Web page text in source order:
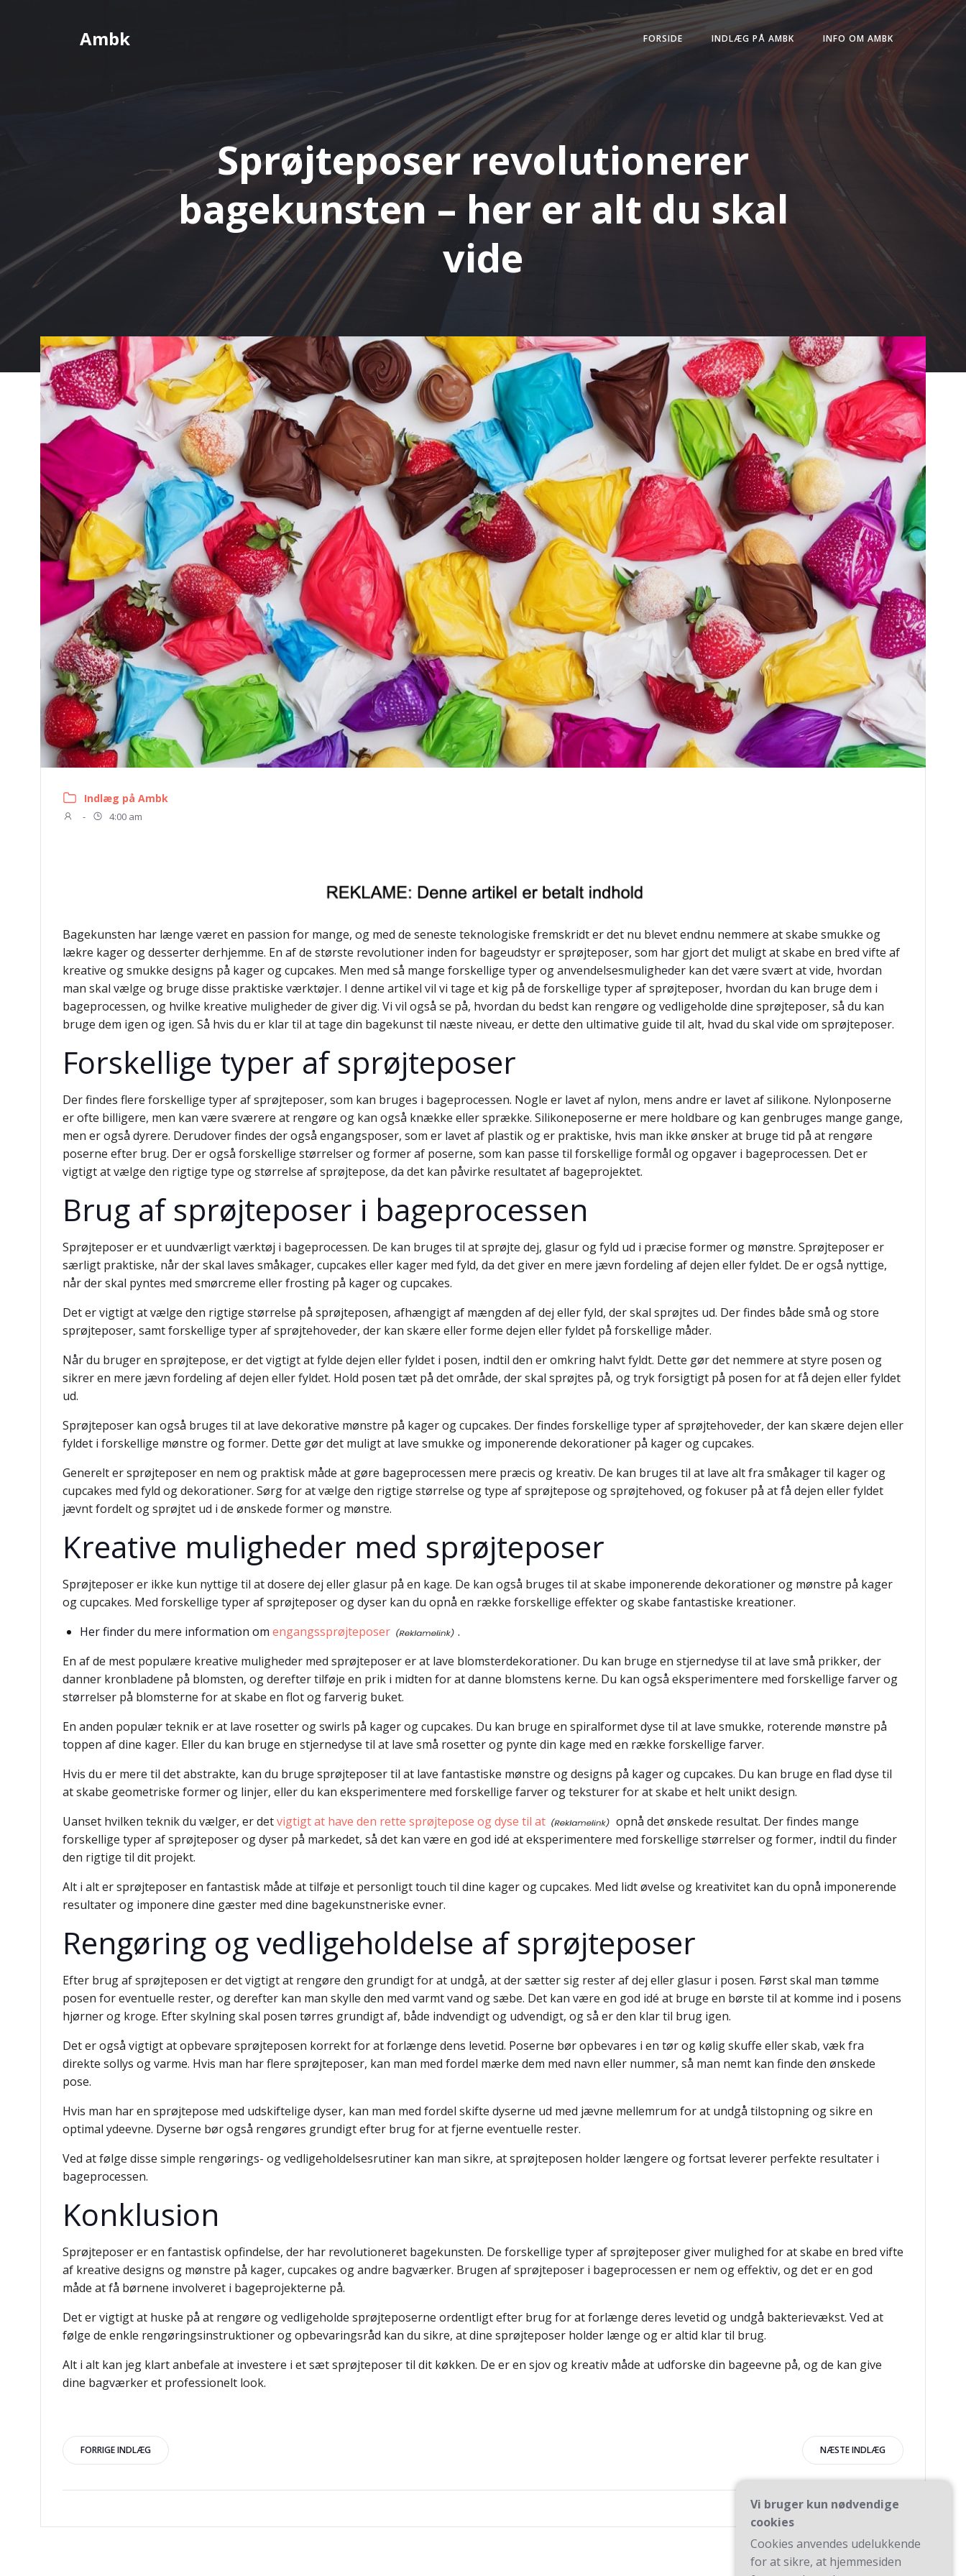
Ambk FORSIDE INDLÆG PÅ AMBK INFO OM AMBK
Sprøjteposer revolutionerer
bagekunsten – her er alt du skal
vide
Indlæg på Ambk
- 4:00 am
Bagekunsten har længe været en passion for mange, og med de seneste teknologiske fremskridt er det nu blevet endnu nemmere at skabe smukke og
lækre kager og desserter derhjemme. En af de største revolutioner inden for bageudstyr er sprøjteposer, som har gjort det muligt at skabe en bred vifte af
kreative og smukke designs på kager og cupcakes. Men med så mange forskellige typer og anvendelsesmuligheder kan det være svært at vide, hvordan
man skal vælge og bruge disse praktiske værktøjer. I denne artikel vil vi tage et kig på de forskellige typer af sprøjteposer, hvordan du kan bruge dem i
bageprocessen, og hvilke kreative muligheder de giver dig. Vi vil også se på, hvordan du bedst kan rengøre og vedligeholde dine sprøjteposer, så du kan
bruge dem igen og igen. Så hvis du er klar til at tage din bagekunst til næste niveau, er dette den ultimative guide til alt, hvad du skal vide om sprøjteposer.
Forskellige typer af sprøjteposer
Der findes flere forskellige typer af sprøjteposer, som kan bruges i bageprocessen. Nogle er lavet af nylon, mens andre er lavet af silikone. Nylonposerne
er ofte billigere, men kan være sværere at rengøre og kan også knække eller sprække. Silikoneposerne er mere holdbare og kan genbruges mange gange,
men er også dyrere. Derudover findes der også engangsposer, som er lavet af plastik og er praktiske, hvis man ikke ønsker at bruge tid på at rengøre
poserne efter brug. Der er også forskellige størrelser og former af poserne, som kan passe til forskellige formål og opgaver i bageprocessen. Det er
vigtigt at vælge den rigtige type og størrelse af sprøjtepose, da det kan påvirke resultatet af bageprojektet.
Brug af sprøjteposer i bageprocessen
Sprøjteposer er et uundværligt værktøj i bageprocessen. De kan bruges til at sprøjte dej, glasur og fyld ud i præcise former og mønstre. Sprøjteposer er
særligt praktiske, når der skal laves småkager, cupcakes eller kager med fyld, da det giver en mere jævn fordeling af dejen eller fyldet. De er også nyttige,
når der skal pyntes med smørcreme eller frosting på kager og cupcakes.
Det er vigtigt at vælge den rigtige størrelse på sprøjteposen, afhængigt af mængden af dej eller fyld, der skal sprøjtes ud. Der findes både små og store
sprøjteposer, samt forskellige typer af sprøjtehoveder, der kan skære eller forme dejen eller fyldet på forskellige måder.
Når du bruger en sprøjtepose, er det vigtigt at fylde dejen eller fyldet i posen, indtil den er omkring halvt fyldt. Dette gør det nemmere at styre posen og
sikrer en mere jævn fordeling af dejen eller fyldet. Hold posen tæt på det område, der skal sprøjtes på, og tryk forsigtigt på posen for at få dejen eller fyldet
ud.
Sprøjteposer kan også bruges til at lave dekorative mønstre på kager og cupcakes. Der findes forskellige typer af sprøjtehoveder, der kan skære dejen eller
fyldet i forskellige mønstre og former. Dette gør det muligt at lave smukke og imponerende dekorationer på kager og cupcakes.
Generelt er sprøjteposer en nem og praktisk måde at gøre bageprocessen mere præcis og kreativ. De kan bruges til at lave alt fra småkager til kager og
cupcakes med fyld og dekorationer. Sørg for at vælge den rigtige størrelse og type af sprøjtepose og sprøjtehoved, og fokuser på at få dejen eller fyldet
jævnt fordelt og sprøjtet ud i de ønskede former og mønstre.
Kreative muligheder med sprøjteposer
Sprøjteposer er ikke kun nyttige til at dosere dej eller glasur på en kage. De kan også bruges til at skabe imponerende dekorationer og mønstre på kager
og cupcakes. Med forskellige typer af sprøjteposer og dyser kan du opnå en række forskellige effekter og skabe fantastiske kreationer.
Her finder du mere information om engangssprøjteposer
.
En af de mest populære kreative muligheder med sprøjteposer er at lave blomsterdekorationer. Du kan bruge en stjernedyse til at lave små prikker, der
danner kronbladene på blomsten, og derefter tilføje en prik i midten for at danne blomstens kerne. Du kan også eksperimentere med forskellige farver og
størrelser på blomsterne for at skabe en flot og farverig buket.
En anden populær teknik er at lave rosetter og swirls på kager og cupcakes. Du kan bruge en spiralformet dyse til at lave smukke, roterende mønstre på
toppen af dine kager. Eller du kan bruge en stjernedyse til at lave små rosetter og pynte din kage med en række forskellige farver.
Hvis du er mere til det abstrakte, kan du bruge sprøjteposer til at lave fantastiske mønstre og designs på kager og cupcakes. Du kan bruge en flad dyse til
at skabe geometriske former og linjer, eller du kan eksperimentere med forskellige farver og teksturer for at skabe et helt unikt design.
Uanset hvilken teknik du vælger, er detvigtigt at have den rette sprøjtepose og dyse til at
opnå det ønskede resultat. Der findes mange
forskellige typer af sprøjteposer og dyser på markedet, så det kan være en god idé at eksperimentere med forskellige størrelser og former, indtil du finder
den rigtige til dit projekt.
Alt i alt er sprøjteposer en fantastisk måde at tilføje et personligt touch til dine kager og cupcakes. Med lidt øvelse og kreativitet kan du opnå imponerende
resultater og imponere dine gæster med dine bagekunstneriske evner.
Rengøring og vedligeholdelse af sprøjteposer
Efter brug af sprøjteposen er det vigtigt at rengøre den grundigt for at undgå, at der sætter sig rester af dej eller glasur i posen. Først skal man tømme
posen for eventuelle rester, og derefter kan man skylle den med varmt vand og sæbe. Det kan være en god idé at bruge en børste til at komme ind i posens
hjørner og kroge. Efter skylning skal posen tørres grundigt af, både indvendigt og udvendigt, og så er den klar til brug igen.
Det er også vigtigt at opbevare sprøjteposen korrekt for at forlænge dens levetid. Poserne bør opbevares i en tør og kølig skuffe eller skab, væk fra
direkte sollys og varme. Hvis man har flere sprøjteposer, kan man med fordel mærke dem med navn eller nummer, så man nemt kan finde den ønskede
pose.
Hvis man har en sprøjtepose med udskiftelige dyser, kan man med fordel skifte dyserne ud med jævne mellemrum for at undgå tilstopning og sikre en
optimal ydeevne. Dyserne bør også rengøres grundigt efter brug for at fjerne eventuelle rester.
Ved at følge disse simple rengørings- og vedligeholdelsesrutiner kan man sikre, at sprøjteposen holder længere og fortsat leverer perfekte resultater i
bageprocessen.
Konklusion
Sprøjteposer er en fantastisk opfindelse, der har revolutioneret bagekunsten. De forskellige typer af sprøjteposer giver mulighed for at skabe en bred vifte
af kreative designs og mønstre på kager, cupcakes og andre bagværker. Brugen af sprøjteposer i bageprocessen er nem og effektiv, og det er en god
måde at få børnene involveret i bageprojekterne på.
Det er vigtigt at huske på at rengøre og vedligeholde sprøjteposerne ordentligt efter brug for at forlænge deres levetid og undgå bakterievækst. Ved at
følge de enkle rengøringsinstruktioner og opbevaringsråd kan du sikre, at dine sprøjteposer holder længe og er altid klar til brug.
Alt i alt kan jeg klart anbefale at investere i et sæt sprøjteposer til dit køkken. De er en sjov og kreativ måde at udforske din bageevne på, og de kan give
dine bagværker et professionelt look.
Indlægsnavigation
FORRIGE INDLÆG NÆSTE INDLÆG
Vi bruger kun nødvendige
cookies
Cookies anvendes udelukkende
for at sikre, at hjemmesiden